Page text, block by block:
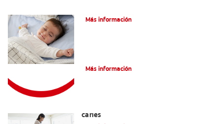
Más información
Más información
caries